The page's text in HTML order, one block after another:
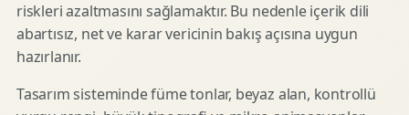
riskleri azaltmasını sağlamaktır. Bu nedenle içerik dili
abartısız, net ve karar vericinin bakış açısına uygun
hazırlanır.
Tasarım sisteminde füme tonlar, beyaz alan, kontrollü